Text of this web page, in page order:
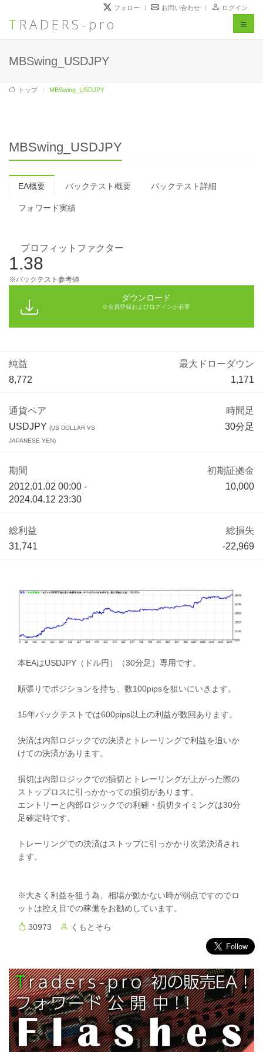
TRADERS-pro
フォロー お問い合わせ ログイン
Toggle
MBSwing_USDJPY
トップ MBSwing_USDJPY
MBSwing_USDJPY
EA概要 バックテスト概要 バックテスト詳細
フォワード実績
プロフィットファクター
1.38
※バックテスト参考値
ダウンロード
※会員登録およびログインが必要
純益
8,772
最大ドローダウン
1,171
通貨ペア
USDJPY (US DOLLAR VS
JAPANESE YEN)
時間足
30分足
期間
2012.01.02 00:00 -
2024.04.12 23:30
初期証拠金
10,000
総利益
31,741
総損失
-22,969
本EAはUSDJPY（ドル円）（30分足）専用です。
順張りでポジションを持ち、数100pipsを狙いにいきます。
15年バックテストでは600pips以上の利益が数回あります。
決済は内部ロジックでの決済とトレーリングで利益を追いか
けての決済があります。
損切は内部ロジックでの損切とトレーリングが上がった際の
ストップロスに引っかかっての損切があります。
エントリーと内部ロジックでの利確・損切タイミングは30分
足確定時です。
トレーリングでの決済はストップに引っかかり次第決済され
ます。
※大きく利益を狙う為、相場が動かない時が弱点ですのでロ
ットは控え目での稼働をお勧めしています。
30973
くもとそら